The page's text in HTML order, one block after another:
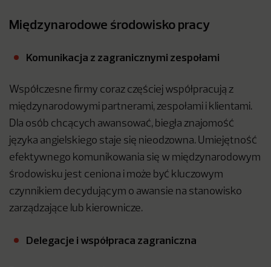
Międzynarodowe środowisko pracy
Komunikacja z zagranicznymi zespołami
Współczesne firmy coraz częściej współpracują z
międzynarodowymi partnerami, zespołami i klientami.
Dla osób chcących awansować, biegła znajomość
języka angielskiego staje się nieodzowna. Umiejętność
efektywnego komunikowania się w międzynarodowym
środowisku jest ceniona i może być kluczowym
czynnikiem decydującym o awansie na stanowisko
zarządzające lub kierownicze.
Delegacje i współpraca zagraniczna